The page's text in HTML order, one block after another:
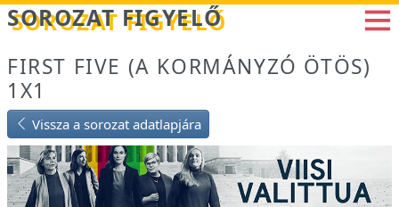
Betöltés...
SOROZAT FIGYELŐ
FIRST FIVE (A KORMÁNYZÓ ÖTÖS)
1X1
Vissza a sorozat adatlapjára